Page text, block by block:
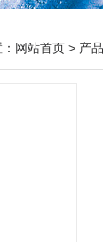
网站首页 > 产